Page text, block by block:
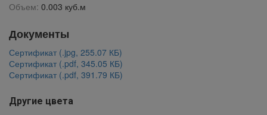
Объем: 0.003 куб.м
Документы
Сертификат (.jpg, 255.07 КБ)
Сертификат (.pdf, 345.05 КБ)
Сертификат (.pdf, 391.79 КБ)
Другие цвета